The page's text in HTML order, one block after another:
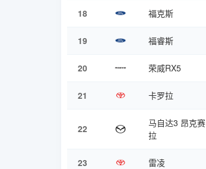
18 福克斯
19 福睿斯
20 荣威RX5
21 卡罗拉
22
马自达3 昂克赛
拉
23 雷凌